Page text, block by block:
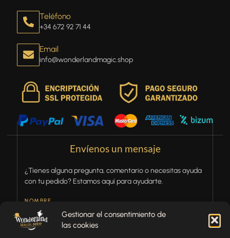
Gestionar el consentimiento de
las cookies
Teléfono
+34 672 92 71 44
Email
info@wonderlandmagic.shop
Envíenos un mensaje
¿Tienes alguna pregunta, comentario o necesitas ayuda
con tu pedido? Estamos aquí para ayudarte.
NOMBRE